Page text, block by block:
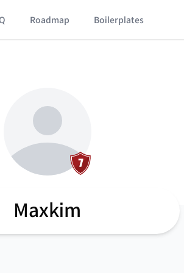
Roadmap Boilerplates
Maxkim